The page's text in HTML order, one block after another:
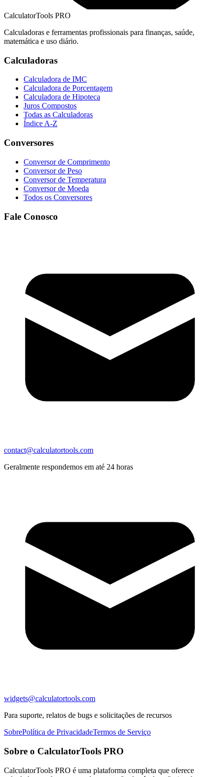
CalculatorTools PRO
Calculadoras e ferramentas profissionais para finanças, saúde,
matemática e uso diário.
Calculadoras
Calculadora de IMC
Calculadora de Porcentagem
Calculadora de Hipoteca
Juros Compostos
Todas as Calculadoras
Índice A-Z
Conversores
Conversor de Comprimento
Conversor de Peso
Conversor de Temperatura
Conversor de Moeda
Todos os Conversores
Fale Conosco
contact@calculatortools.com
Geralmente respondemos em até 24 horas
widgets@calculatortools.com
Para suporte, relatos de bugs e solicitações de recursos
SobrePolítica de PrivacidadeTermos de Serviço
Sobre o CalculatorTools PRO
CalculatorTools PRO é uma plataforma completa que oferece